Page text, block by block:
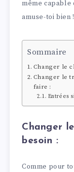
même
amuse-toi bien !
Sommaire
Changer le
Changer le
faire :
Entrées
Changer
besoin :
Comme pour